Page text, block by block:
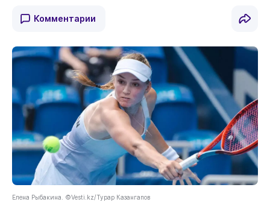
Комментарии
Елена Рыбакина. ©Vesti.kz/Турар Казангапов